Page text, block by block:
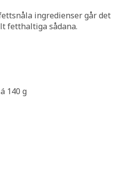
ingredienser går det
fetthaltiga sådana.
140 g